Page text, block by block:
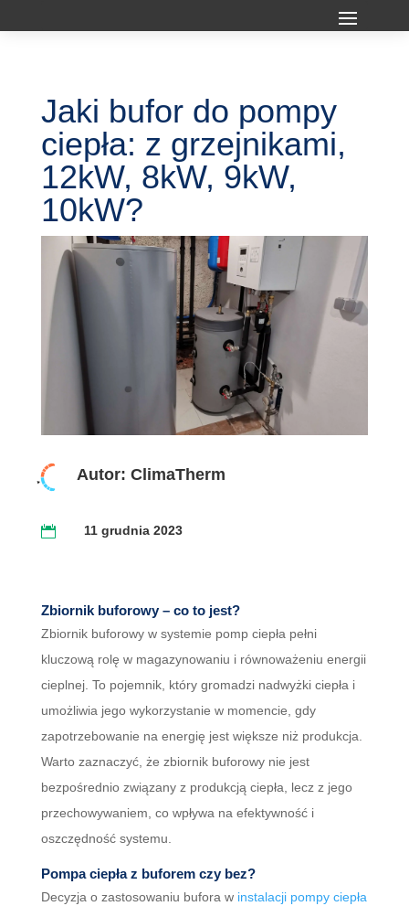
Jaki bufor do pompy
ciepła: z grzejnikami,
12kW, 8kW, 9kW,
10kW?
Autor: ClimaTherm
 11 grudnia 2023
Zbiornik buforowy – co to jest?
Zbiornik buforowy w systemie pomp ciepła pełni
kluczową rolę w magazynowaniu i równoważeniu energii
cieplnej. To pojemnik, który gromadzi nadwyżki ciepła i
umożliwia jego wykorzystanie w momencie, gdy
zapotrzebowanie na energię jest większe niż produkcja.
Warto zaznaczyć, że zbiornik buforowy nie jest
bezpośrednio związany z produkcją ciepła, lecz z jego
przechowywaniem, co wpływa na efektywność i
oszczędność systemu.
Pompa ciepła z buforem czy bez?
Decyzja o zastosowaniu bufora w instalacji pompy ciepła